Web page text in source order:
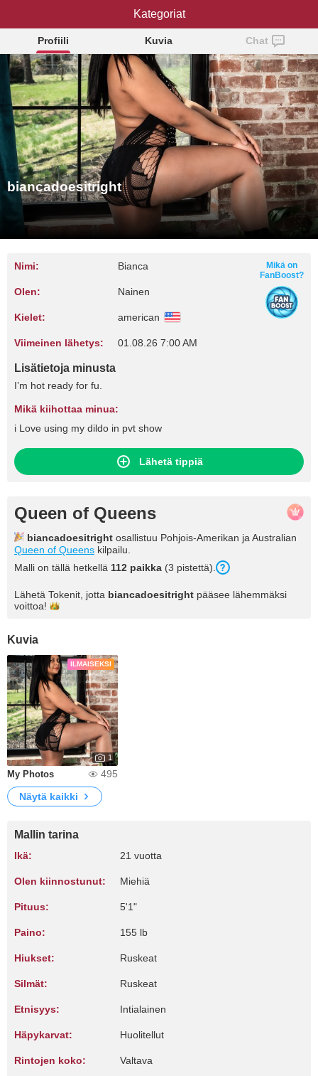
biancadoesitright
Profiili Kuvia Chat
biancadoesitright
Nimi: Bianca
Olen: Nainen
Kielet: american
Viimeinen lähetys: 01.08.26 7:00 AM
Mikä on
FanBoost?
Lisätietoja minusta
I’m hot ready for fu.
Mikä kiihottaa minua:
i Love using my dildo in pvt show
Lähetä tippiä
Queen of Queens
biancadoesitright osallistuu Pohjois-Amerikan ja Australian
Queen of Queens kilpailu.
Malli on tällä hetkellä 112 paikka (3 pistettä).
Lähetä Tokenit, jotta biancadoesitright pääsee lähemmäksi
voittoa!
Kuvia
ILMAISEKSI
1
My Photos
495
Näytä kaikki
Mallin tarina
Ikä: 21 vuotta
Olen kiinnostunut: Miehiä
Pituus: 5'1"
Paino: 155 lb
Hiukset: Ruskeat
Silmät: Ruskeat
Etnisyys: Intialainen
Häpykarvat: Huolitellut
Rintojen koko: Valtava
Kategoriat